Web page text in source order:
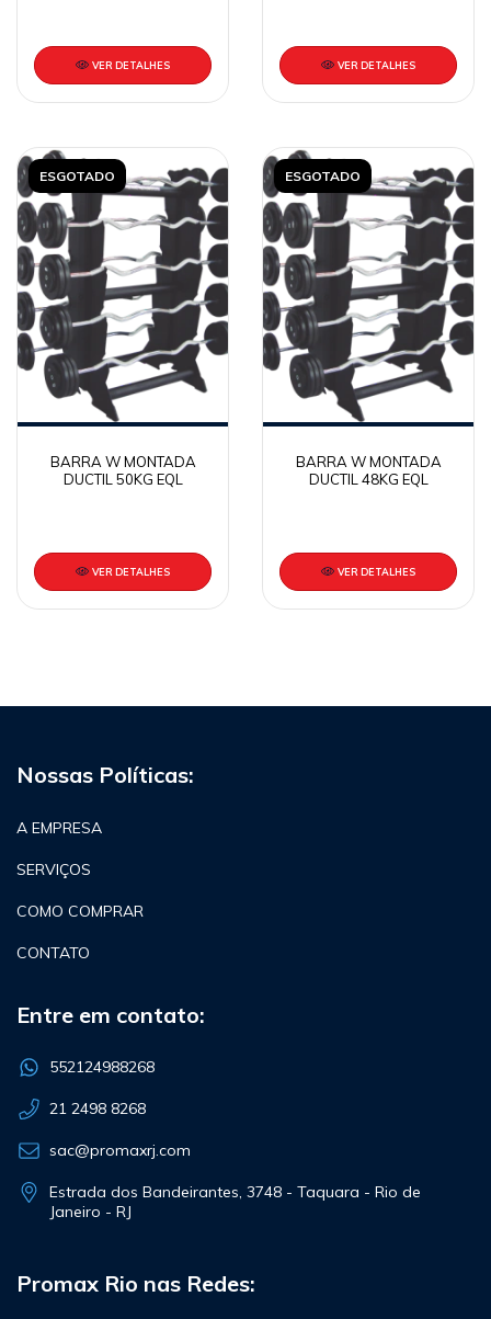
VER DETALHES VER DETALHES
ESGOTADO
BARRA W MONTADA
DUCTIL 50KG EQL
VER DETALHES
ESGOTADO
BARRA W MONTADA
DUCTIL 48KG EQL
VER DETALHES
Nossas Políticas:
A EMPRESA
SERVIÇOS
COMO COMPRAR
CONTATO
Entre em contato:
552124988268
21 2498 8268
sac@promaxrj.com
Estrada dos Bandeirantes, 3748 - Taquara - Rio de
Janeiro - RJ
Promax Rio nas Redes: